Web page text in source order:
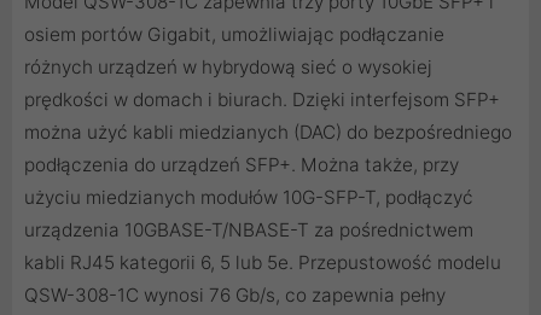
osiem portów Gigabit, umożliwiając podłączanie
różnych urządzeń w hybrydową sieć o wysokiej
prędkości w domach i biurach. Dzięki interfejsom SFP+
można użyć kabli miedzianych (DAC) do bezpośredniego
podłączenia do urządzeń SFP+. Można także, przy
użyciu miedzianych modułów 10G-SFP-T, podłączyć
urządzenia 10GBASE-T/NBASE-T za pośrednictwem
kabli RJ45 kategorii 6, 5 lub 5e. Przepustowość modelu
QSW-308-1C wynosi 76 Gb/s, co zapewnia pełny